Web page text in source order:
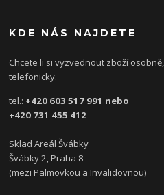
KDE NÁS NAJDETE
Chcete li si vyzvednout zboží
telefonicky.
tel.: +420 603 517 991 nebo
+420 731 455 412
Sklad Areál Švábky
Švábky 2, Praha 8
(mezi Palmovkou a Invalidovnou)